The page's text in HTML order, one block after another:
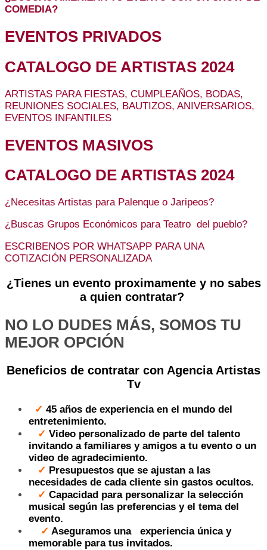
COMEDIA?
EVENTOS PRIVADOS
CATALOGO DE ARTISTAS 2024
ARTISTAS PARA FIESTAS, CUMPLEAÑOS, BODAS,
REUNIONES SOCIALES, BAUTIZOS, ANIVERSARIOS,
EVENTOS INFANTILES
EVENTOS MASIVOS
CATALOGO DE ARTISTAS 2024
¿Necesitas Artistas para Palenque o Jaripeos?
¿Buscas Grupos Económicos para Teatro del pueblo?
ESCRIBENOS POR WHATSAPP PARA UNA
COTIZACIÓN PERSONALIZADA
¿Tienes un evento proximamente y no sabes
a quien contratar?
NO LO DUDES MÁS, SOMOS TU
MEJOR OPCIÓN
Beneficios de contratar con Agencia Artistas
Tv
✓ 45 años de experiencia en el mundo del
entretenimiento.
✓ Video personalizado de parte del talento
invitando a familiares y amigos a tu evento o un
video de agradecimiento.
✓ Presupuestos que se ajustan a las
necesidades de cada cliente sin gastos ocultos.
✓ Capacidad para personalizar la selección
musical según las preferencias y el tema del
evento.
✓ Aseguramos una experiencia única y
memorable para tus invitados.